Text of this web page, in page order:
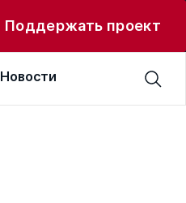
Поддержать проект
Новости